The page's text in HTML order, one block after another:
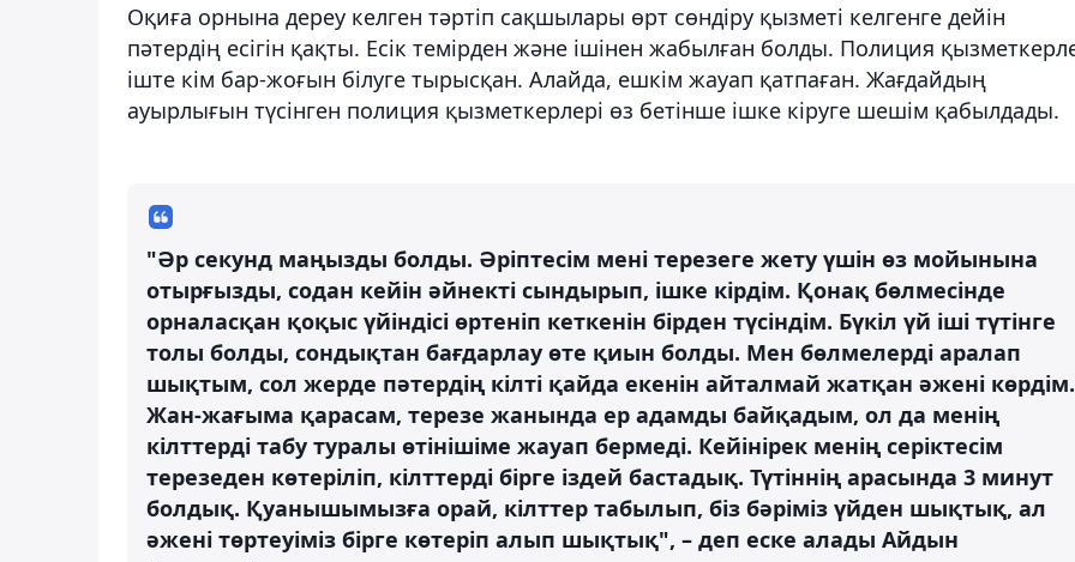
Оқиға орнына дереу келген тәртіп сақшылары өрт сөндіру қызметі келгенге дейін
пәтердің есігін қақты. Есік темірден және ішінен жабылған болды. Полиция
іште кім бар-жоғын білуге тырысқан. Алайда, ешкім жауап қатпаған. Жағдайдың
ауырлығын түсінген полиция қызметкерлері өз бетінше ішке кіруге шешім қабылдады.
"Әр секунд маңызды болды. Әріптесім мені терезеге жету үшін өз мойынына
отырғызды, содан кейін әйнекті сындырып, ішке кірдім. Қонақ бөлмесінде
орналасқан қоқыс үйіндісі өртеніп кеткенін бірден түсіндім. Бүкіл үй іші түтінге
толы болды, сондықтан бағдарлау өте қиын болды. Мен бөлмелерді аралап
шықтым, сол жерде пәтердің кілті қайда екенін айталмай жатқан әжені көрдім.
Жан-жағыма қарасам, терезе жанында ер адамды байқадым, ол да менің
кілттерді табу туралы өтінішіме жауап бермеді. Кейінірек менің серіктесім
терезеден көтеріліп, кілттерді бірге іздей бастадық. Түтіннің арасында 3 минут
болдық. Қуанышымызға орай, кілттер табылып, біз бәріміз үйден шықтық, ал
әжені төртеуіміз бірге көтеріп алып шықтық", – деп еске алады Айдын